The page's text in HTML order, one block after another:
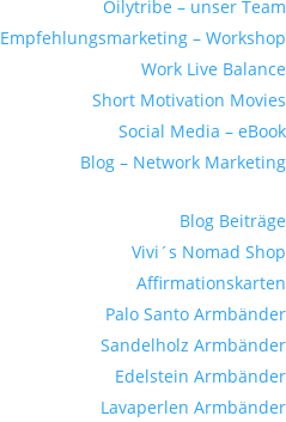
Oilytribe – unser Team
Empfehlungsmarketing – Workshop
Work Live Balance
Short Motivation Movies
Social Media – eBook
Blog – Network Marketing
Blog Beiträge
Vivi´s Nomad Shop
Affirmationskarten
Palo Santo Armbänder
Sandelholz Armbänder
Edelstein Armbänder
Lavaperlen Armbänder